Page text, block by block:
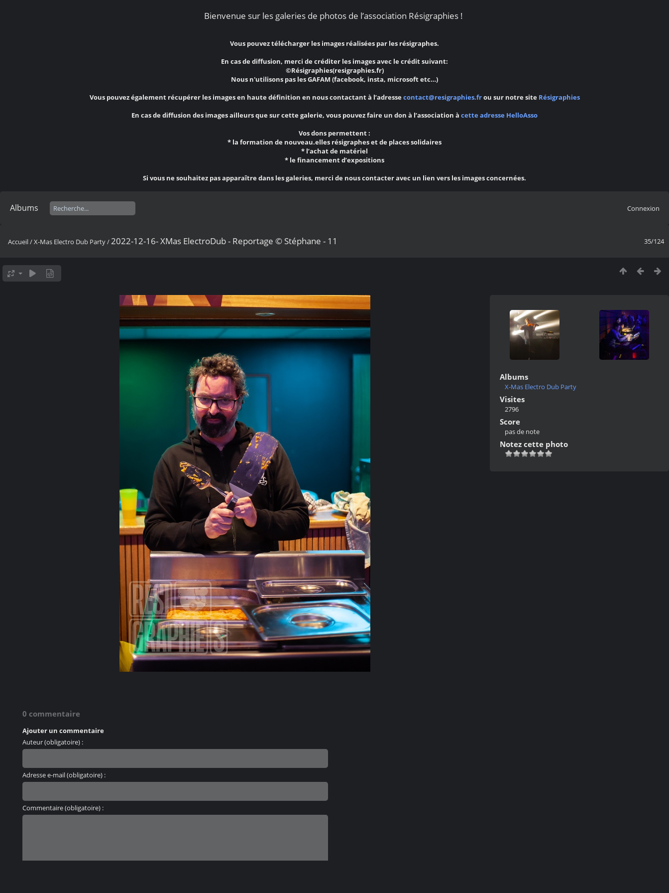
Bienvenue sur les galeries de photos de l’association Résigraphies !
Vous pouvez télécharger les images réalisées par les résigraphes.
En cas de diffusion, merci de créditer les images avec le crédit suivant:
©Résigraphies(resigraphies.fr)
Nous n'utilisons pas les GAFAM (facebook, insta, microsoft etc…)
Vous pouvez également récupérer les images en haute définition en nous contactant à l’adresse contact@resigraphies.frou sur notre site Résigraphies
En cas de diffusion des images ailleurs que sur cette galerie, vous pouvez faire un don à l’association à cette adresse HelloAsso
Vos dons permettent :
* la formation de nouveau.elles résigraphes et de places solidaires
* l’achat de matériel
* le financement d’expositions
Si vous ne souhaitez pas apparaître dans les galeries, merci de nous contacter avec un lien vers les images concernées.
Albums Connexion
35/124
Accueil/X-Mas Electro Dub Party/ 2022-12-16- XMas ElectroDub - Reportage © Stéphane - 11
Albums
X-Mas Electro Dub Party
Visites
2796
Score
pas de note
Notez cette photo
0 commentaire
Ajouter un commentaire
Auteur (obligatoire) :
Adresse e-mail (obligatoire) :
Commentaire (obligatoire) :